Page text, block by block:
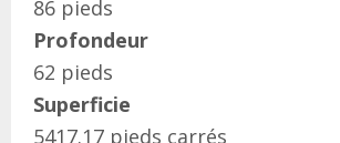
86 pieds
Profondeur
62 pieds
Superficie
5417.17 pieds carrés